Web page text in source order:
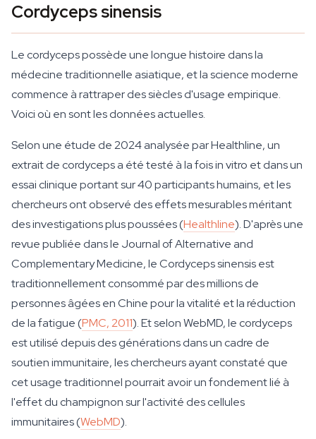
Cordyceps sinensis
Le cordyceps possède une longue histoire dans la
médecine traditionnelle asiatique, et la science moderne
commence à rattraper des siècles d'usage empirique.
Voici où en sont les données actuelles.
Selon une étude de 2024 analysée par Healthline, un
extrait de cordyceps a été testé à la fois in vitro et dans un
essai clinique portant sur 40 participants humains, et les
chercheurs ont observé des effets mesurables méritant
des investigations plus poussées (Healthline). D'après une
revue publiée dans le Journal of Alternative and
Complementary Medicine, le Cordyceps sinensis est
traditionnellement consommé par des millions de
personnes âgées en Chine pour la vitalité et la réduction
de la fatigue (PMC, 2011). Et selon WebMD, le cordyceps
est utilisé depuis des générations dans un cadre de
soutien immunitaire, les chercheurs ayant constaté que
cet usage traditionnel pourrait avoir un fondement lié à
l'effet du champignon sur l'activité des cellules
immunitaires (WebMD).